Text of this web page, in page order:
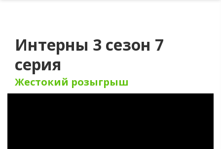
Интерны 3 сезон 7
серия
Жестокий розыгрыш